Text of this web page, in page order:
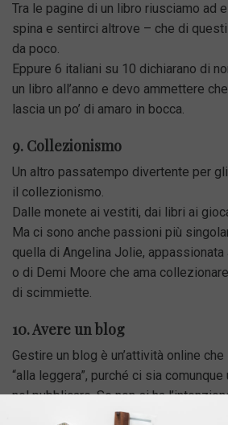
Tra le pagine di un libro riusciamo ad
spina e sentirci altrove – che di
da poco.
Eppure 6 italiani su 10 dichiarano di
un libro all’anno e devo ammettere
lascia un po’ di amaro in bocca.
9. Collezionismo
Un altro passatempo divertente per
il collezionismo.
Dalle monete ai vestiti, dai libri ai
Ma ci sono anche passioni più
quella di Angelina Jolie,
o di Demi Moore che ama
di scimmiette.
10. Avere un blog
Gestire un blog è un’attività online
“alla leggera”, purché ci sia
nel pubblicare.Se non si ha
vero e proprio business, fare blogging